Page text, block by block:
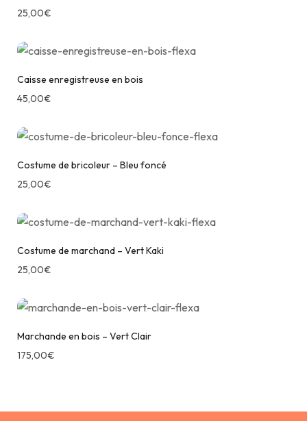
25,00€
Caisse enregistreuse en bois
45,00€
Costume de bricoleur – Bleu foncé
25,00€
Costume de marchand – Vert Kaki
25,00€
Marchande en bois – Vert Clair
175,00€